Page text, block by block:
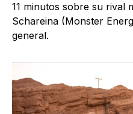
11 minutos sobre su rival
Schareina (Monster
general.